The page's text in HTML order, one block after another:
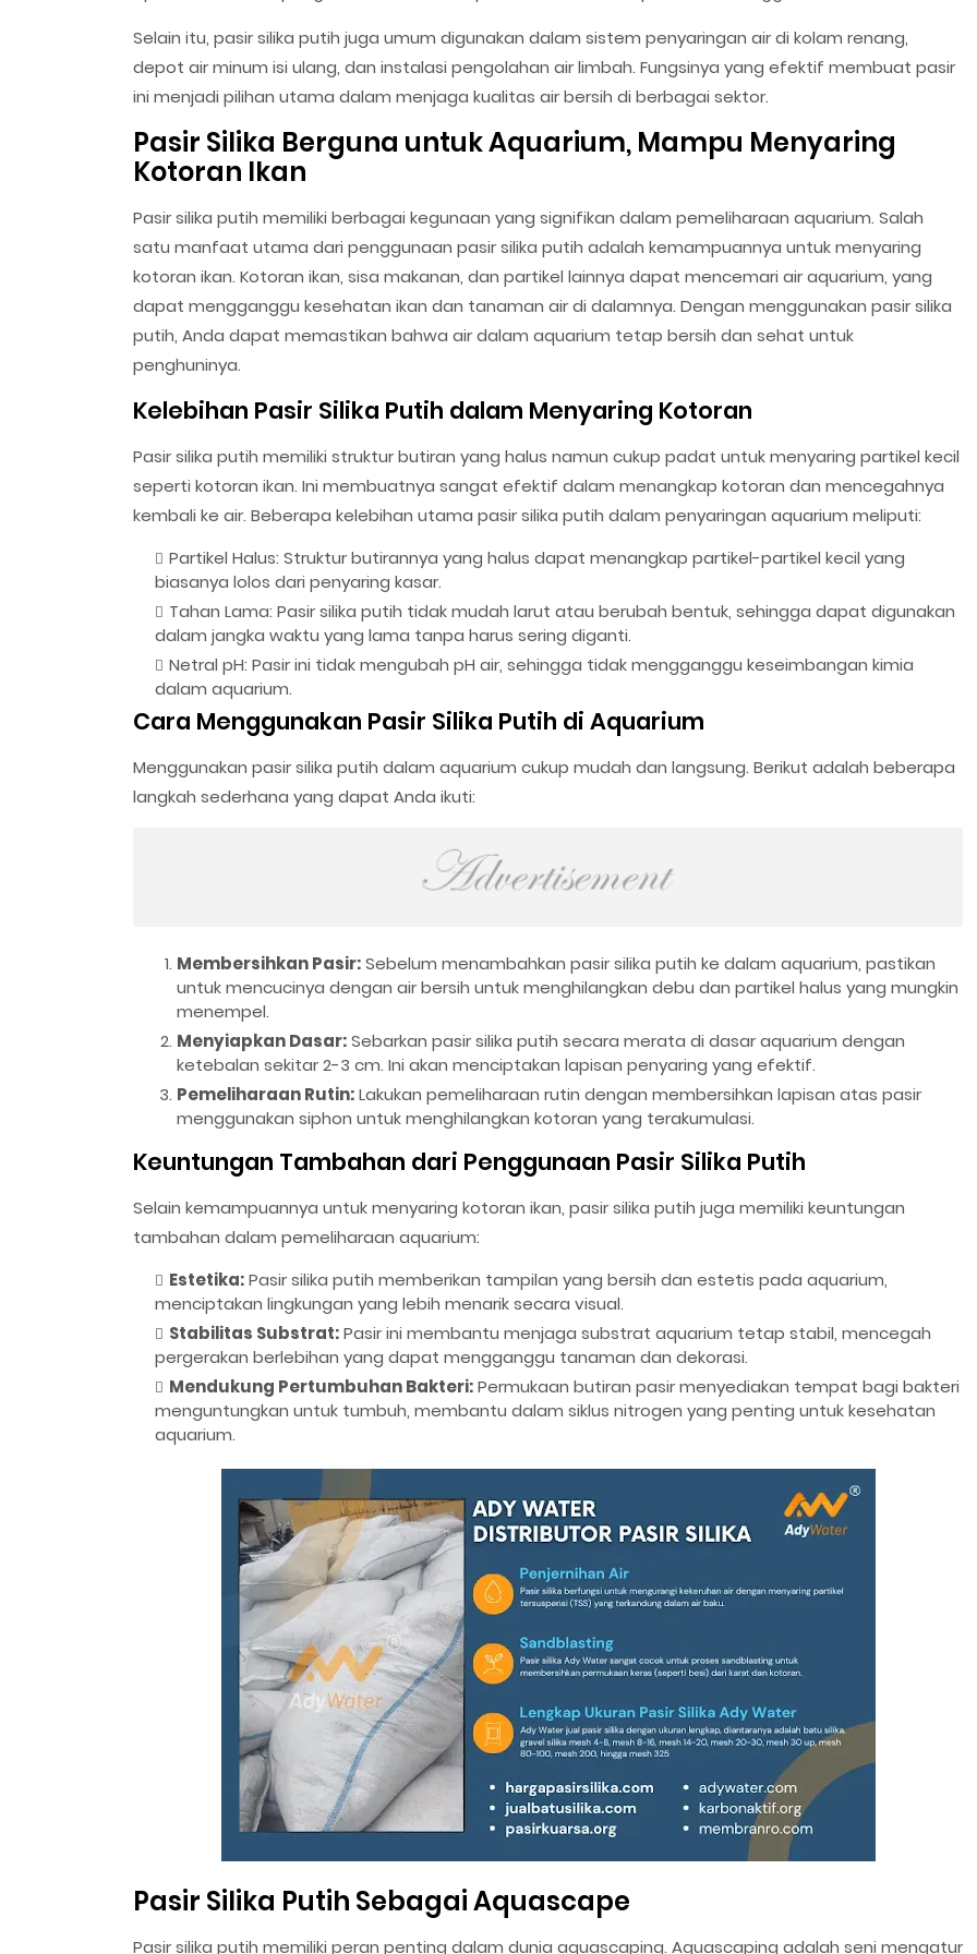
Selain itu, pasir silika putih juga umum digunakan dalam sistem penyaringan air di kolam renang,
depot air minum isi ulang, dan instalasi pengolahan air limbah. Fungsinya yang efektif membuat pasir
ini menjadi pilihan utama dalam menjaga kualitas air bersih di berbagai sektor.
Pasir Silika Berguna untuk Aquarium, Mampu Menyaring
Kotoran Ikan
Pasir silika putih memiliki berbagai kegunaan yang signifikan dalam pemeliharaan aquarium. Salah
satu manfaat utama dari penggunaan pasir silika putih adalah kemampuannya untuk menyaring
kotoran ikan. Kotoran ikan, sisa makanan, dan partikel lainnya dapat mencemari air aquarium, yang
dapat mengganggu kesehatan ikan dan tanaman air di dalamnya. Dengan menggunakan pasir silika
putih, Anda dapat memastikan bahwa air dalam aquarium tetap bersih dan sehat untuk
penghuninya.
Kelebihan Pasir Silika Putih dalam Menyaring Kotoran
Pasir silika putih memiliki struktur butiran yang halus namun cukup padat untuk menyaring partikel kecil
seperti kotoran ikan. Ini membuatnya sangat efektif dalam menangkap kotoran dan mencegahnya
kembali ke air. Beberapa kelebihan utama pasir silika putih dalam penyaringan aquarium meliputi:
Partikel Halus: Struktur butirannya yang halus dapat menangkap partikel-partikel kecil yang
biasanya lolos dari penyaring kasar.
Tahan Lama: Pasir silika putih tidak mudah larut atau berubah bentuk, sehingga dapat digunakan
dalam jangka waktu yang lama tanpa harus sering diganti.
Netral pH: Pasir ini tidak mengubah pH air, sehingga tidak mengganggu keseimbangan kimia
dalam aquarium.
Cara Menggunakan Pasir Silika Putih di Aquarium
Menggunakan pasir silika putih dalam aquarium cukup mudah dan langsung. Berikut adalah beberapa
langkah sederhana yang dapat Anda ikuti:
Membersihkan Pasir:Sebelum menambahkan pasir silika putih ke dalam aquarium, pastikan
untuk mencucinya dengan air bersih untuk menghilangkan debu dan partikel halus yang mungkin
menempel.
Menyiapkan Dasar:Sebarkan pasir silika putih secara merata di dasar aquarium dengan
ketebalan sekitar 2-3 cm. Ini akan menciptakan lapisan penyaring yang efektif.
Pemeliharaan Rutin:Lakukan pemeliharaan rutin dengan membersihkan lapisan atas pasir
menggunakan siphon untuk menghilangkan kotoran yang terakumulasi.
Keuntungan Tambahan dari Penggunaan Pasir Silika Putih
Selain kemampuannya untuk menyaring kotoran ikan, pasir silika putih juga memiliki keuntungan
tambahan dalam pemeliharaan aquarium:
Estetika:Pasir silika putih memberikan tampilan yang bersih dan estetis pada aquarium,
menciptakan lingkungan yang lebih menarik secara visual.
Stabilitas Substrat:Pasir ini membantu menjaga substrat aquarium tetap stabil, mencegah
pergerakan berlebihan yang dapat mengganggu tanaman dan dekorasi.
Mendukung Pertumbuhan Bakteri:Permukaan butiran pasir menyediakan tempat bagi bakteri
menguntungkan untuk tumbuh, membantu dalam siklus nitrogen yang penting untuk kesehatan
aquarium.
Pasir Silika Putih Sebagai Aquascape
Pasir silika putih memiliki peran penting dalam dunia aquascaping. Aquascaping adalah seni mengatur